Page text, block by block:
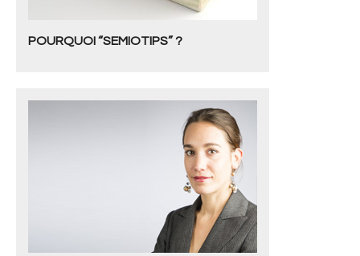
- Offres spécifiques
POURQUOI “SEMIOTIPS” ?